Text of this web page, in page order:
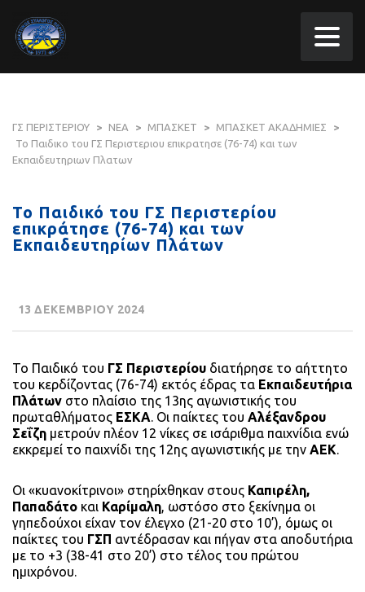
ΓΣ ΠΕΡΙΣΤΕΡΙΟΥ > ΝΕΑ > ΜΠΑΣΚΕΤ > ΜΠΑΣΚΕΤ ΑΚΑΔΗΜΙΕΣ
>
Το Παιδικο του ΓΣ Περιστεριου επικρατησε (76-74) και των
Εκπαιδευτηριων Πλατων
Το Παιδικό του ΓΣ Περιστερίου
επικράτησε (76-74) και των
Εκπαιδευτηρίων Πλάτων
13 ΔΕΚΕΜΒΡΙΟΥ 2024
Το Παιδικό του ΓΣ Περιστερίου διατήρησε το αήττητο
του κερδίζοντας (76-74) εκτός έδρας τα Εκπαιδευτήρια
Πλάτων στο πλαίσιο της 13ης αγωνιστικής του
πρωταθλήματος ΕΣΚΑ. Οι παίκτες του Αλέξανδρου
Σεΐζη μετρούν πλέον 12 νίκες σε ισάριθμα παιχνίδια ενώ
εκκρεμεί το παιχνίδι της 12ης αγωνιστικής με την ΑΕΚ.
Οι «κυανοκίτρινοι» στηρίχθηκαν στους Καπιρέλη,
Παπαδάτο και Καρίμαλη, ωστόσο στο ξεκίνημα οι
γηπεδούχοι είχαν τον έλεγχο (21-20 στο 10’), όμως οι
παίκτες του ΓΣΠ αντέδρασαν και πήγαν στα αποδυτήρια
με το +3 (38-41 στο 20’) στο τέλος του πρώτου
ημιχρόνου.